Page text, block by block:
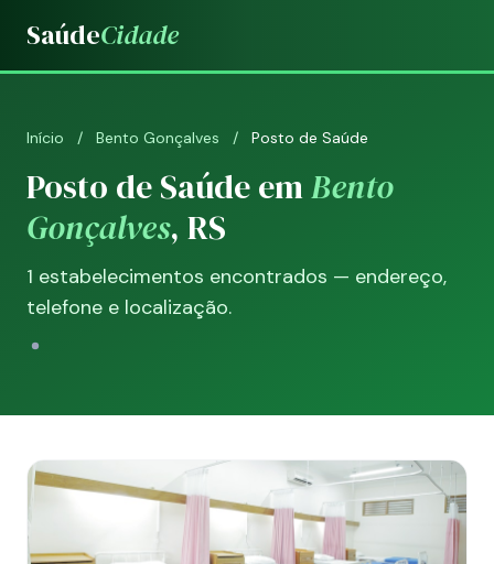
SaúdeCidade
Início / Bento Gonçalves / Posto de Saúde
Posto de Saúde emBento
Gonçalves, RS
1 estabelecimentos encontrados — endereço,
telefone e localização.